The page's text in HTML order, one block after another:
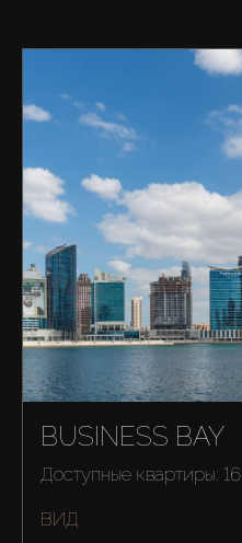
Купить
BUSINESS BAY
Доступные квартиры: 16
ВИД